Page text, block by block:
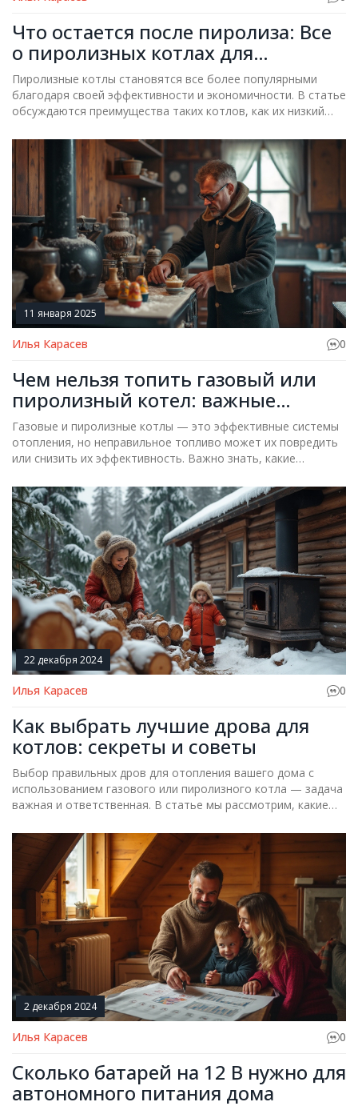
Что остается после пиролиза: Все
о пиролизных котлах для
отопления
Пиролизные котлы становятся все более популярными
благодаря своей эффективности и экономичности. В статье
обсуждаются преимущества таких котлов, как их низкий
возможные недостатки, которые могут возникнуть при
использовании. Исследуются перспективы использования
пиролиза для современного отопления. Предоставлены
полезные советы по выбору и эксплуатации пиролизного
оборудования.
11 января 2025
Илья Карасев 0
Чем нельзя топить газовый или
пиролизный котел: важные
советы
Газовые и пиролизные котлы — это эффективные системы
отопления, но неправильное топливо может их повредить
или снизить их эффективность. Важно знать, какие
таких системах. В статье будут раскрыты основные ошибки
при выборе топлива и даны ценные советы по эксплуатации
котлов. Также мы обсудим, как неправильные решения
могут повлиять на безопасность и долговечность
устройства. Избегайте распространенных ошибок и
защитите ваше устройство от поломок.
22 декабря 2024
Илья Карасев 0
Как выбрать лучшие дрова для
котлов: секреты и советы
Выбор правильных дров для отопления вашего дома с
использованием газового или пиролизного котла — задача
важная и ответственная. В статье мы рассмотрим, какие
к использованию и какие факторы стоит учитывать при
покупке. Правильный выбор дров может значительно
повысить эффективность системы и уменьшить затраты на
отопление. Исследуем основные нюансы, которые помогу
реализовать потенциал вашего котла.
2 декабря 2024
Илья Карасев 0
Сколько батарей на 12 В нужно для
автономного питания дома